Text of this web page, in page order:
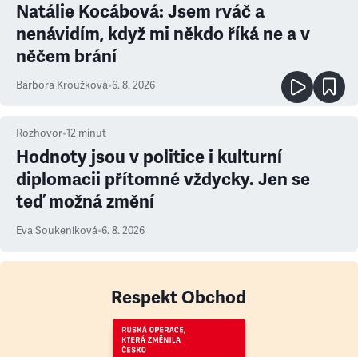
Natálie Kocábová: Jsem rváč a
nenávidím, když mi někdo říká ne a v
něčem brání
Barbora Kroužková•6. 8. 2026
Rozhovor•12 minut
Hodnoty jsou v politice i kulturní
diplomacii přítomné vždycky. Jen se
teď možná změní
Eva Soukeníková•6. 8. 2026
Respekt Obchod